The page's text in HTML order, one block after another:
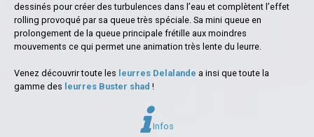
dessinés pour créer des turbulences dans l’eau et complètent l’effet
rolling provoqué par sa queue très spéciale. Sa mini queue en
prolongement de la queue principale frétille aux moindres
mouvements ce qui permet une animation très lente du leurre.
Venez découvrir toute les leurres Delalande a insi que toute la
gamme des leurres Buster shad !
Infos